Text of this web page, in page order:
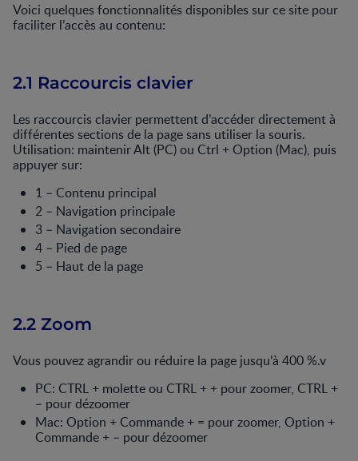
Voici quelques fonctionnalités disponibles sur ce site pour
faciliter l’accès au contenu:
2.1 Raccourcis clavier
Les raccourcis clavier permettent d’accéder directement à
différentes sections de la page sans utiliser la souris.
Utilisation: maintenir Alt (PC) ou Ctrl + Option (Mac), puis
appuyer sur:
1 – Contenu principal
2 – Navigation principale
3 – Navigation secondaire
4 – Pied de page
5 – Haut de la page
2.2 Zoom
Vous pouvez agrandir ou réduire la page jusqu’à 400 %.v
PC: CTRL + molette ou CTRL + + pour zoomer, CTRL +
– pour dézoomer
Mac: Option + Commande + = pour zoomer, Option +
Commande + – pour dézoomer